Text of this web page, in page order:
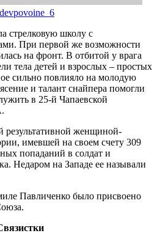
стрелковую школу с
При первой же возможности
на фронт. В отбитой у врага
тела детей и взрослых – простых
сильно повлияло на молодую
и талант снайпера помогли
в 25-й Чапаевской
результативной женщиной-
имевшей на своем счету 309
попаданий в солдат и
Недаром на Западе ее называли
Павличенко было присвоено